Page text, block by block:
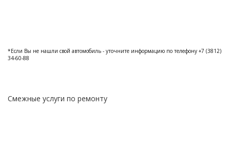
*Если Вы не нашли свой автомобиль - уточните информацию по телефону +7 (3812)
34-60-88
Смежные услуги по ремонту